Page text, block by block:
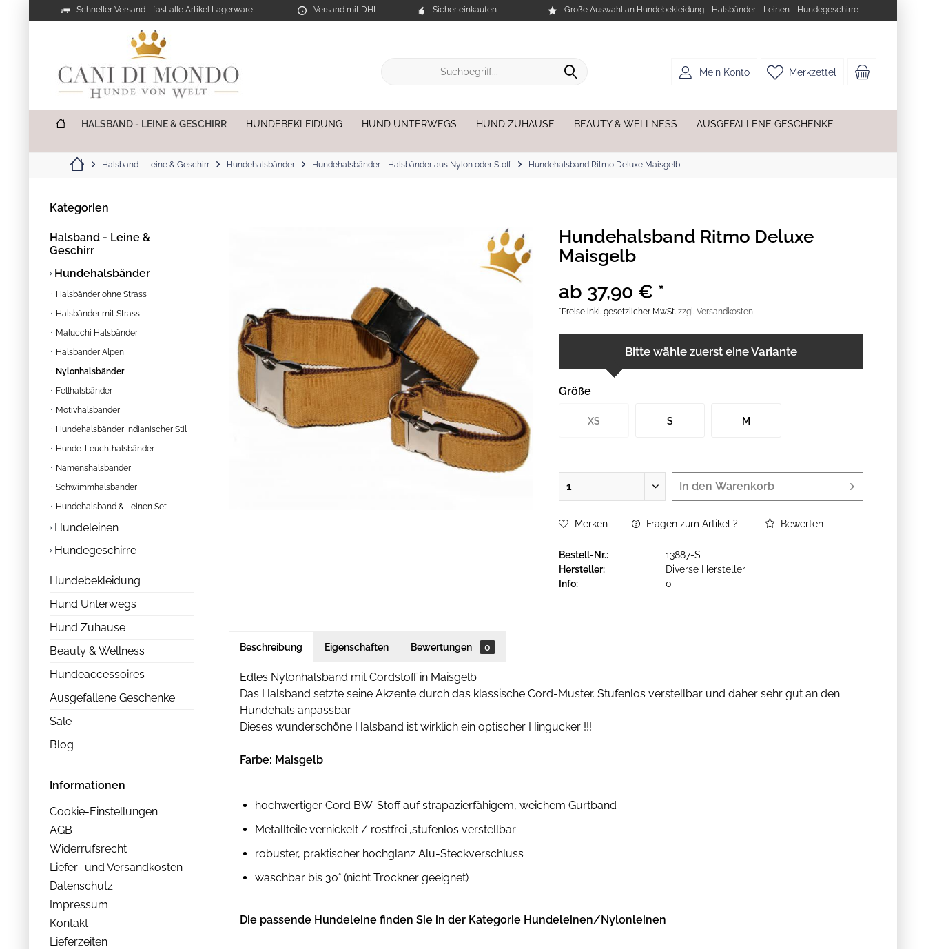
Schneller Versand - fast alle Artikel Lagerware Versand mit DHL Sicher einkaufen Große Auswahl an Hundebekleidung - Halsbänder - Leinen - Hundegeschirre
Merkzettel
Mein Konto
HALSBAND - LEINE & GESCHIRR HUNDEBEKLEIDUNG HUND UNTERWEGS HUND ZUHAUSE BEAUTY & WELLNESS AUSGEFALLENE GESCHENKE
Halsband - Leine & Geschirr Hundehalsbänder Hundehalsbänder - Halsbänder aus Nylon oder Stoff Hundehalsband Ritmo Deluxe Maisgelb
Kategorien
Halsband - Leine &
Geschirr
Hundehalsbänder
Halsbänder ohne Strass
Halsbänder mit Strass
Malucchi Halsbänder
Halsbänder Alpen
Nylonhalsbänder
Fellhalsbänder
Motivhalsbänder
Hundehalsbänder Indianischer Stil
Hunde-Leuchthalsbänder
Namenshalsbänder
Schwimmhalsbänder
Hundehalsband & Leinen Set
Hundeleinen
Hundegeschirre
Hundebekleidung
Hund Unterwegs
Hund Zuhause
Beauty & Wellness
Hundeaccessoires
Ausgefallene Geschenke
Sale
Blog
Informationen
Cookie-Einstellungen
AGB
Widerrufsrecht
Liefer- und Versandkosten
Datenschutz
Impressum
Kontakt
Lieferzeiten
Hundehalsband Ritmo Deluxe
Maisgelb
ab 37,90 € *
*Preise inkl. gesetzlicher MwSt.zzgl. Versandkosten
Bitte wähle zuerst eine Variante
Größe
XS S M
In den Warenkorb
Merken Fragen zum Artikel ? Bewerten
Bestell-Nr.:
13887-S
Hersteller:
Diverse Hersteller
Info:
0
Beschreibung Eigenschaften Bewertungen 0
Edles Nylonhalsband mit Cordstoff in Maisgelb
Das Halsband setzte seine Akzente durch das klassische Cord-Muster. Stufenlos verstellbar und daher sehr gut an den
Hundehals anpassbar.
Dieses wunderschöne Halsband ist wirklich ein optischer Hingucker !!!
Farbe: Maisgelb
hochwertiger Cord BW-Stoff auf strapazierfähigem, weichem Gurtband
Metallteile vernickelt / rostfrei ,stufenlos verstellbar
robuster, praktischer hochglanz Alu-Steckverschluss
waschbar bis 30° (nicht Trockner geeignet)
Die passende Hundeleine finden Sie in der Kategorie Hundeleinen/Nylonleinen